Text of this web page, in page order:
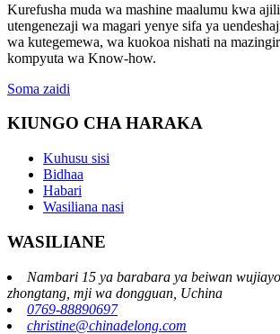
Kurefusha muda wa mashine maalumu kwa
utengenezaji wa magari yenye sifa ya
wa kutegemewa, wa kuokoa nishati na
kompyuta wa Know-how.
Soma zaidi
KIUNGO CHA HARAKA
Kuhusu sisi
Bidhaa
Habari
Wasiliana nasi
WASILIANE
Nambari 15 ya barabara ya beiwan
zhongtang, mji wa dongguan, Uchina
0769-88890697
christine@chinadelong.com